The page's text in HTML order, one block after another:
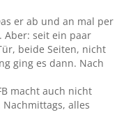
er ab und an mal per
seit ein paar
beide Seiten, nicht
ging es dann. Nach
macht auch nicht
alles